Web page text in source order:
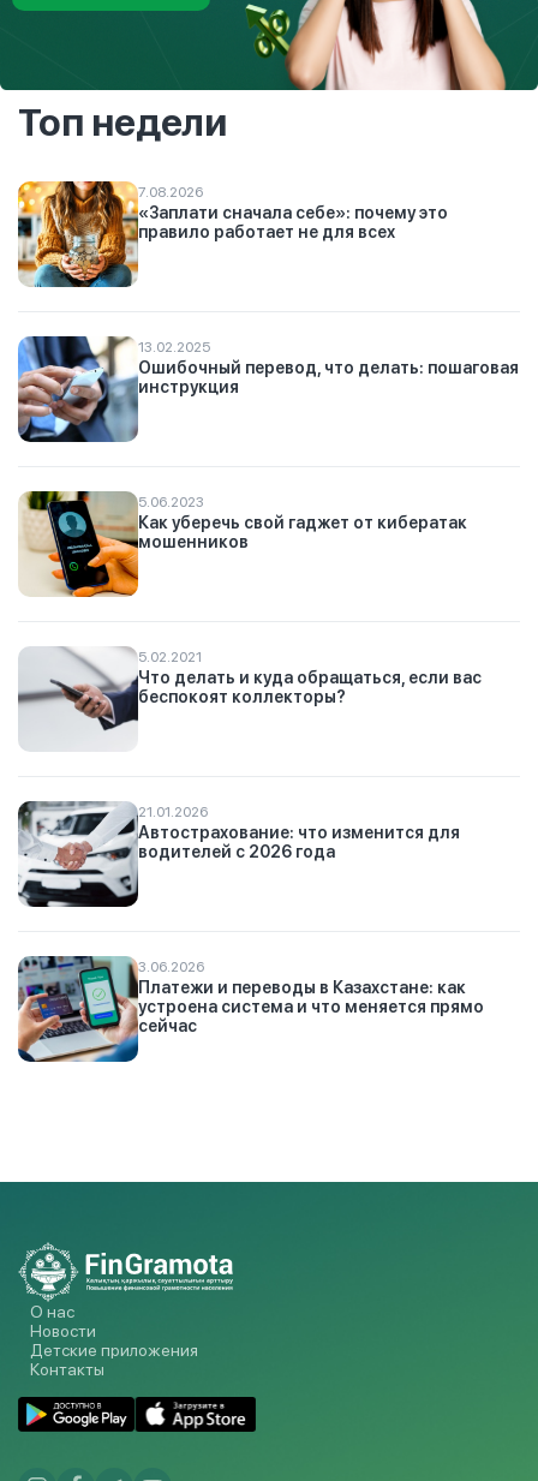
К списку
Топ недели
7.08.2026
«Заплати сначала себе»: почему это
правило работает не для всех
13.02.2025
Ошибочный перевод, что делать: пошаговая
инструкция
5.06.2023
Как уберечь свой гаджет от кибератак
мошенников
5.02.2021
Что делать и куда обращаться, если вас
беспокоят коллекторы?
21.01.2026
Автострахование: что изменится для
водителей с 2026 года
3.06.2026
Платежи и переводы в Казахстане: как
устроена система и что меняется прямо
сейчас
О нас
Новости
Детские приложения
Контакты